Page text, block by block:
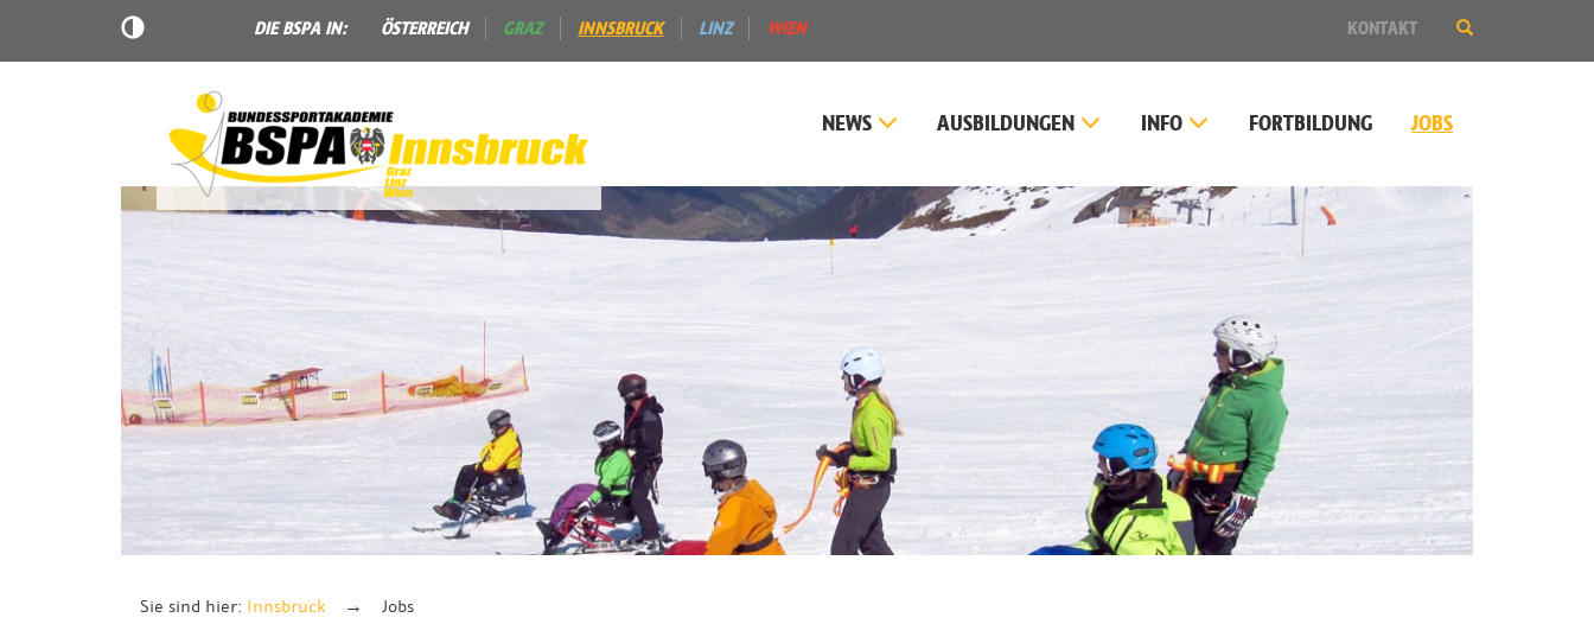
DIE BSPA IN: ÖSTERREICH GRAZ INNSBRUCK LINZ WIEN KONTAKT
SUCHE
NEWS AUSBILDUNGEN INFO FORTBILDUNG JOBS
Sie sind hier: Innsbruck Jobs